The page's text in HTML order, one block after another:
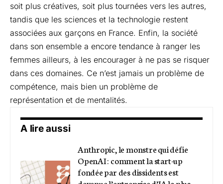
soit plus créatives, soit plus tournées vers les autres,
tandis que les sciences et la technologie restent
associées aux garçons en France. Enfin, la société
dans son ensemble a encore tendance à ranger les
femmes ailleurs, à les encourager à ne pas se risquer
dans ces domaines. Ce n’est jamais un problème de
compétence, mais bien un problème de
représentation et de mentalités.
A lire aussi
Anthropic, le monstre qui défie
OpenAI : comment la start-up
fondée par des dissidents est